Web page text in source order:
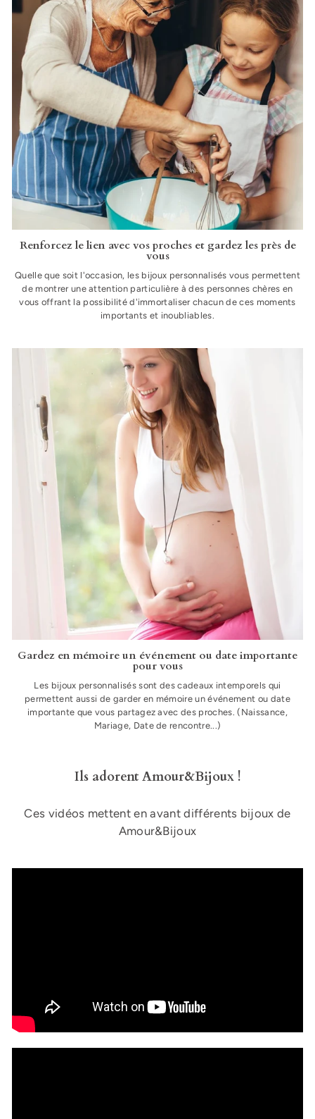
Renforcez le lien avec vos proches et gardez les près de
vous
Quelle que soit l'occasion, les bijoux personnalisés vous permettent
de montrer une attention particulière à des personnes chères en
vous offrant la possibilité d'immortaliser chacun de ces moments
importants et inoubliables.
Gardez en mémoire un événement ou date importante
pour vous
Les bijoux personnalisés sont des cadeaux intemporels qui
permettent aussi de garder en mémoire un événement ou date
importante que vous partagez avec des proches. (Naissance,
Mariage, Date de rencontre...)
Ils adorent Amour&Bijoux !
Ces vidéos mettent en avant différents bijoux de
Amour&Bijoux